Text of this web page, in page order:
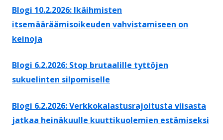
Blogi 10.2.2026: Ikäihmisten
itsemääräämisoikeuden vahvistamiseen on
keinoja
Blogi 6.2.2026: Stop brutaalille tyttöjen
sukuelinten silpomiselle
Blogi 6.2.2026: Verkkokalastusrajoitusta viisasta
jatkaa heinäkuulle kuuttikuolemien estämiseksi